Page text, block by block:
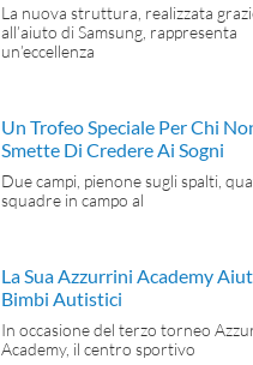
La nuova struttura, realizzata
all’aiuto di Samsung, rappresenta
un’eccellenza
Un Trofeo Speciale Per Chi
Smette Di Credere Ai Sogni
Due campi, pienone sugli spalti,
squadre in campo al
La Sua Azzurrini Academy
Bimbi Autistici
In occasione del terzo torneo
Academy, il centro sportivo